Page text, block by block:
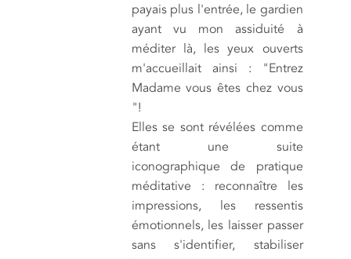
payais plus l'entrée, le gardien
ayant vu mon assiduité à
méditer là, les yeux ouverts
m'accueillait ainsi : "Entrez
Madame vous êtes chez vous
"!
Elles se sont révélées comme
étant une suite
iconographique de pratique
méditative : reconnaître les
impressions, les ressentis
émotionnels, les laisser passer
sans s'identifier, stabiliser